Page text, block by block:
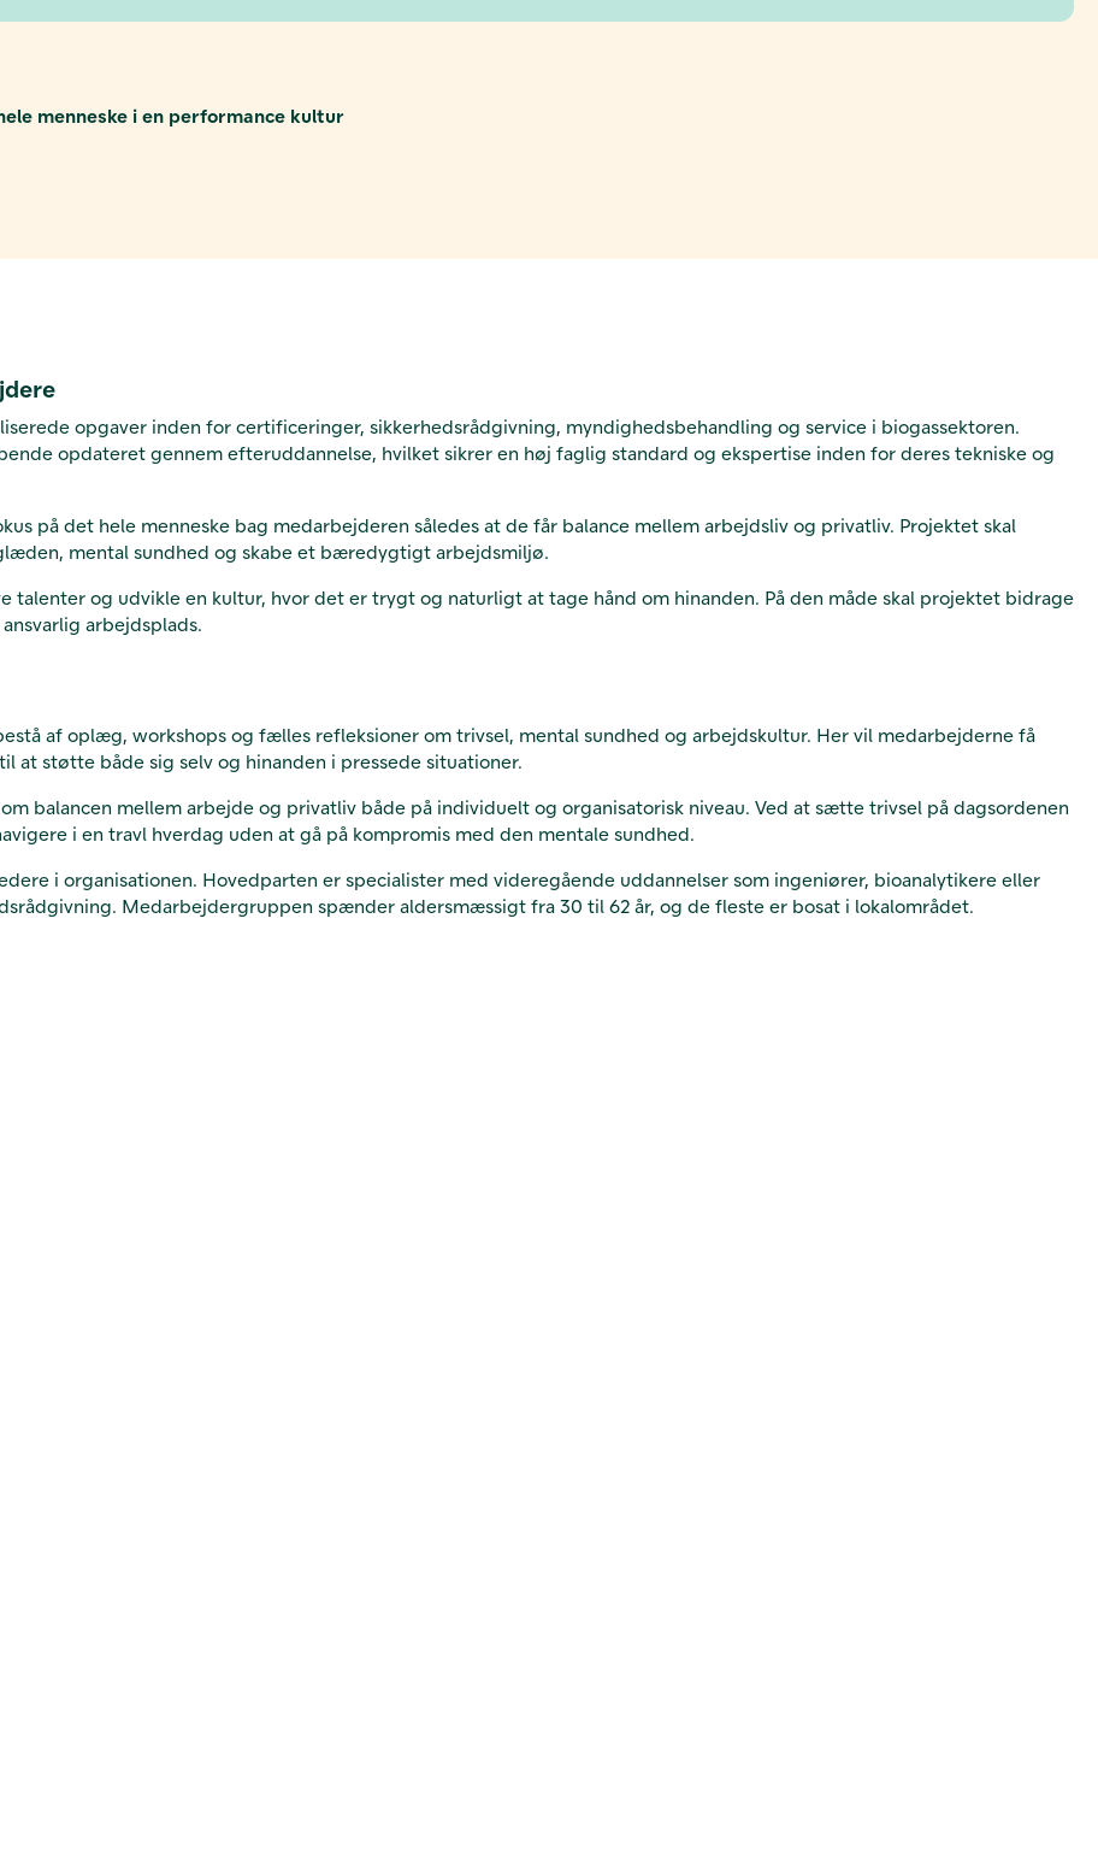
menneske i en performance kultur
opgaver inden for certificeringer, sikkerhedsrådgivning, myndighedsbehandling og service i biogassektoren.
opdateret gennem efteruddannelse, hvilket sikrer en høj faglig standard og ekspertise inden for deres tekniske og
på det hele menneske bag medarbejderen således at de får balance mellem arbejdsliv og privatliv. Projektet skal
mental sundhed og skabe et bæredygtigt arbejdsmiljø.
og udvikle en kultur, hvor det er trygt og naturligt at tage hånd om hinanden. På den måde skal projektet bidrage
arbejdsplads.
af oplæg, workshops og fælles refleksioner om trivsel, mental sundhed og arbejdskultur. Her vil medarbejderne få
støtte både sig selv og hinanden i pressede situationer.
balancen mellem arbejde og privatliv både på individuelt og organisatorisk niveau. Ved at sætte trivsel på dagsordenen
i en travl hverdag uden at gå på kompromis med den mentale sundhed.
i organisationen. Hovedparten er specialister med videregående uddannelser som ingeniører, bioanalytikere eller
Medarbejdergruppen spænder aldersmæssigt fra 30 til 62 år, og de fleste er bosat i lokalområdet.